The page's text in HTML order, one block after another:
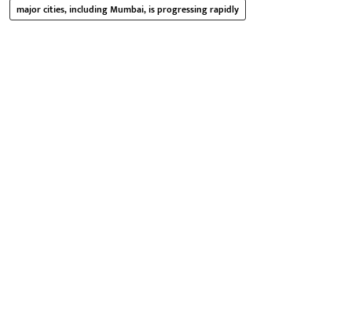
major cities, including Mumbai, is progressing rapidly